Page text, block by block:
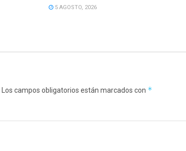
5 AGOSTO, 2026
Los campos obligatorios están marcados con *